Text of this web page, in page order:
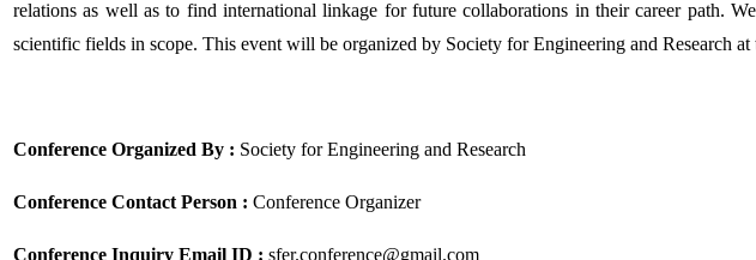
relations as well as to find international linkage for future collaborations in their career path.
scientific fields in scope. This event will be organized by Society for Engineering and Research
Conference Organized By : Society for Engineering and Research
Conference Contact Person : Conference Organizer
Conference Inquiry Email ID : sfer.conference@gmail.com